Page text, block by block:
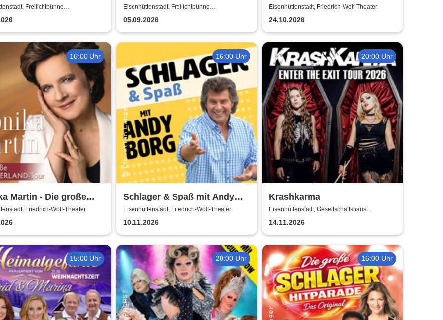
Rosenberg: Marie
Oli P & Tina Söllner
Freilichtbühne
Eisenhüttenstadt, Freilichtbühne
Eisenhüttenstadt
05.09.2026
einzigartige große
Kindermusical-Gala
Eisenhüttenstadt, Friedrich-Wolf-Theater
24.10.2026
16:00 Uhr
Martin - Die große
Tour
Friedrich-Wolf-Theater
16:00 Uhr
Schlager & Spaß mit Andy
Borg und Gästen
Eisenhüttenstadt, Friedrich-Wolf-Theater
10.11.2026
20:00 Uhr
Krashkarma
Eisenhüttenstadt, Gesellschaftshaus
14.11.2026
15:00 Uhr 20:00 Uhr 16:00 Uhr